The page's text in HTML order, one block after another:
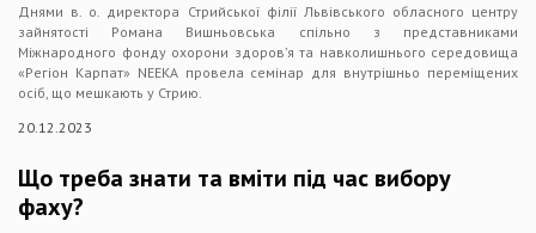
Днями в. о. директора Стрийської філії Львівського обласного центру
зайнятості Романа Вишньовська спільно з представниками
Міжнародного фонду охорони здоров’я та навколишнього середовища
«Регіон Карпат» NEEKA провела семінар для внутрішньо переміщених
осіб, що мешкають у Стрию.
20.12.2023
Що треба знати та вміти під час вибору
фаху?